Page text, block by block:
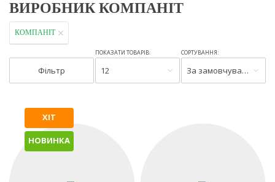
ВИРОБНИК КОМПАНІТ
КОМПАНІТ
Фільтр
ПОКАЗАТИ ТОВАРІВ:
12
СОРТУВАННЯ:
За замовчуванням
ХІТ
НОВИНКА